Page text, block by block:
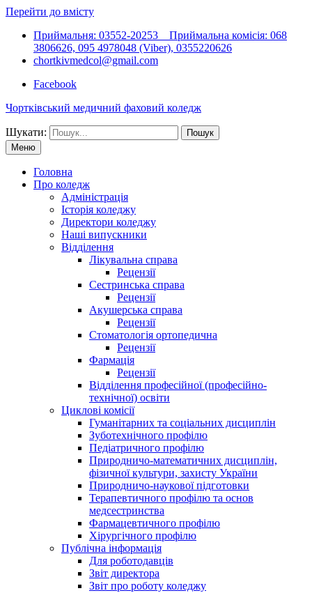
Перейти до вмісту
Приймальня: 03552-20253 Приймальна комісія: 068
3806626, 095 4978048 (Viber), 0355220626
chortkivmedcol@gmail.com
Facebook
Чортківський медичний фаховий коледж
Шукати:
Меню
Головна
Про коледж
Адміністрація
Історія коледжу
Директори коледжу
Наші випускники
Відділення
Лікувальна справа
Рецензії
Сестринська справа
Рецензії
Акушерська справа
Рецензії
Стоматологія ортопедична
Рецензії
Фармація
Рецензії
Відділення професійної (професійно-
технічної) освіти
Циклові комісії
Гуманітарних та соціальних дисциплін
Зуботехнічного профілю
Педіатричного профілю
Природничо-математичних дисциплін,
фізичної культури, захисту України
Природничо-наукової підготовки
Терапевтичного профілю та основ
медсестринства
Фармацевтичного профілю
Хірургічного профілю
Публічна інформація
Для роботодавців
Звіт директора
Звіт про роботу коледжу